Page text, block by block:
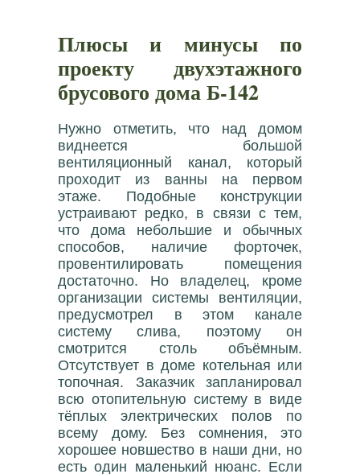
Плюсы и минусы по
проекту двухэтажного
брусового дома Б-142
Нужно отметить, что над домом
виднеется большой
вентиляционный канал, который
проходит из ванны на первом
этаже. Подобные конструкции
устраивают редко, в связи с тем,
что дома небольшие и обычных
способов, наличие форточек,
провентилировать помещения
достаточно. Но владелец, кроме
организации системы вентиляции,
предусмотрел в этом канале
систему слива, поэтому он
смотрится столь объёмным.
Отсутствует в доме котельная или
топочная. Заказчик запланировал
всю отопительную систему в виде
тёплых электрических полов по
всему дому. Без сомнения, это
хорошее новшество в наши дни, но
есть один маленький нюанс. Если